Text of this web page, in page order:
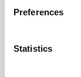
Preferences
Statistics
Workflow
garantire
24/7,
Oracle,